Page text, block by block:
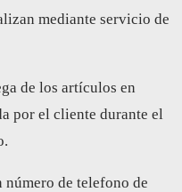
mediante servicio de
de los artículos en
por el cliente durante el
de telefono de